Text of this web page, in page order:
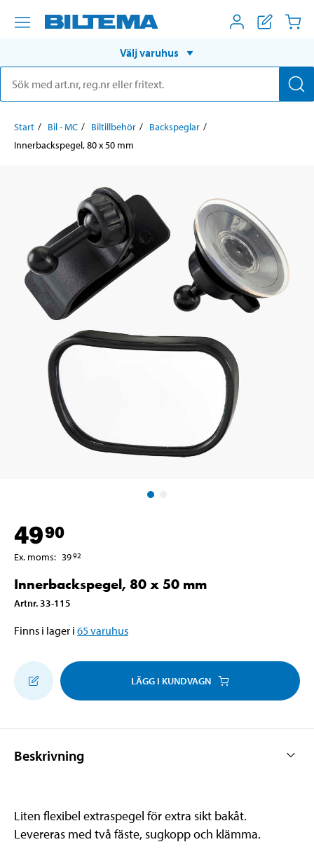
Välj varuhus
Start Bil - MC Biltillbehör
Backspeglar
Innerbackspegel, 80 x 50 mm
4990
Ex. moms: 3992
Innerbackspegel, 80 x 50 mm
Artnr. 33-115
Finns i lager i 65varuhus
LÄGG I KUNDVAGN
Beskrivning
Liten flexibel extraspegel för extra sikt bakåt.
Levereras med två fäste, sugkopp och klämma.